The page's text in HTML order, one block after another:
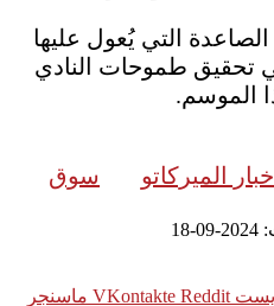
التي يُعول عليها
تحقيق طموحات النادي
الموسم.
الميركاتو
سوق
ماسنجر